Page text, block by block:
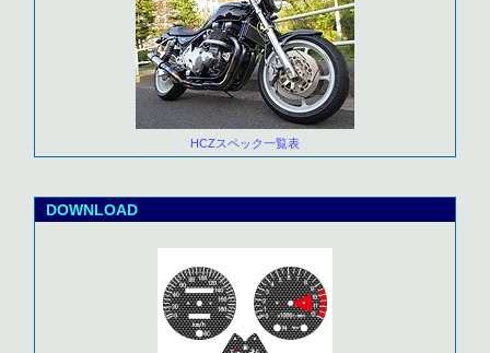
HCZスペック一覧表
DOWNLOAD